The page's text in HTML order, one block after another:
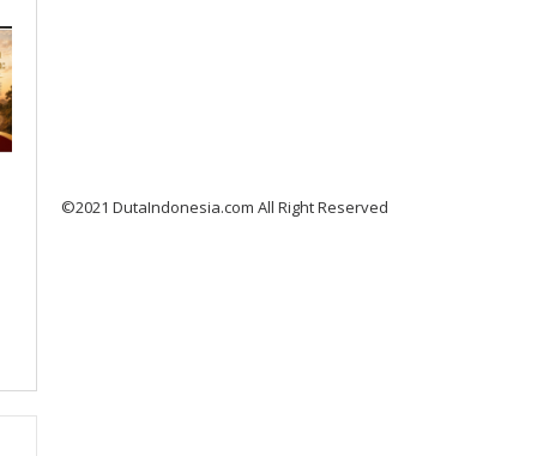
©2021 DutaIndonesia.com All Right Reserved